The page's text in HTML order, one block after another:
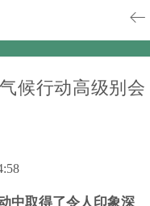
候行动高级别会
中取得了令人印象深